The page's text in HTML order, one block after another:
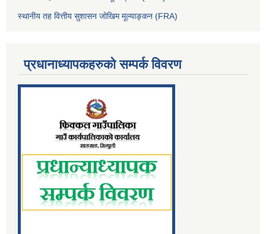
स्थानीय तह वित्तीय सुशासन जोखिम मूल्याङ्कन (FRA)
प्रधानाध्यापकहरुको सम्पर्क विवरण